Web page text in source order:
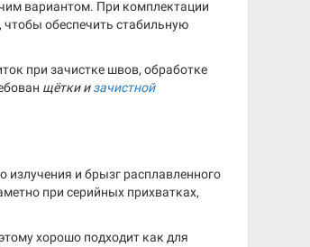
вариантом. При комплектации
, чтобы обеспечить стабильную
при зачистке швов, обработке
щётки изачистной
излучения и брызг расплавленного
при серийных прихватках,
хорошо подходит как для